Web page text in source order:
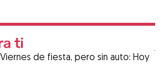
Viernes de fiesta, pero sin auto: Hoy